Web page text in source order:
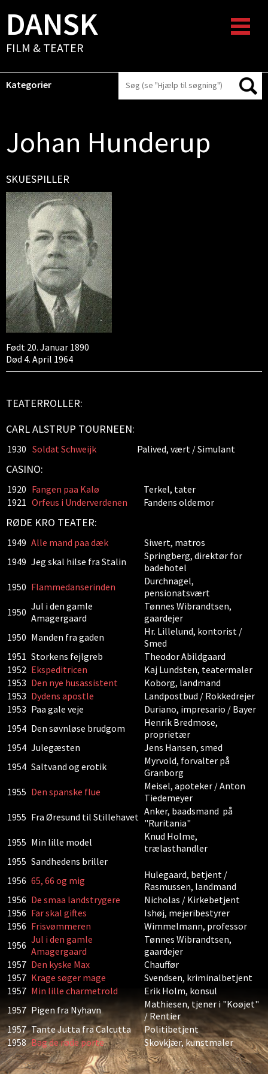
DANSK
FILM & TEATER
Kategorier
Johan Hunderup
SKUESPILLER
Født 20. Januar 1890
Død 4. April 1964
TEATERROLLER:
CARL ALSTRUP TOURNEEN:
1930 Soldat Schweijk Palived, vært / Simulant
CASINO:
1920 Fangen paa Kalø
Terkel, tater
1921 Orfeus i Underverdenen Fandens oldemor
RØDE KRO TEATER:
1949 Alle mand paa dæk
Siwert, matros
1949 Jeg skal hilse fra Stalin
Springberg, direktør for
badehotel
1950 Flammedanserinden
Durchnagel,
pensionatsvært
1950 Jul i den gamle
Amagergaard
Tønnes Wibrandtsen,
gaardejer
1950 Manden fra gaden
Hr. Lillelund, kontorist /
Smed
1951 Storkens fejlgreb
Theodor Abildgaard
1952 Ekspeditricen
Kaj Lundsten, teatermaler
1953 Den nye husassistent
Koborg, landmand
1953 Dydens apostle
Landpostbud / Rokkedrejer
1953 Paa gale veje
Duriano, impresario / Bayer
1954 Den søvnløse brudgom
Henrik Bredmose,
proprietær
1954 Julegæsten
Jens Hansen, smed
1954 Saltvand og erotik
Myrvold, forvalter på
Granborg
1955 Den spanske flue
Meisel, apoteker / Anton
Tiedemeyer
1955 Fra Øresund til Stillehavet Anker, baadsmand på
"Ruritania"
1955 Min lille model
Knud Holme,
trælasthandler
1955 Sandhedens briller
1956 65, 66 og mig
Hulegaard, betjent /
Rasmussen, landmand
1956 De smaa landstrygere
Nicholas / Kirkebetjent
1956 Far skal giftes
Ishøj, mejeribestyrer
1956 Frisvømmeren
Wimmelmann, professor
1956 Jul i den gamle
Amagergaard
Tønnes Wibrandtsen,
gaardejer
1957 Den kyske Max
Chauffør
1957 Krage søger mage
Svendsen, kriminalbetjent
1957 Min lille charmetrold
Erik Holm, konsul
1957 Pigen fra Nyhavn
Mathiesen, tjener i "Koøjet"
/ Rentier
1957 Tante Jutta fra Calcutta
Politibetjent
1958 Bag de røde porte Skovkjær, kunstmaler